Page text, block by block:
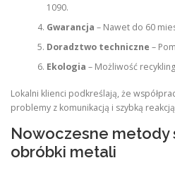
1090.
Gwarancja – Nawet do 60
Doradztwo techniczne –
Ekologia – Możliwość
Lokalni klienci podkreślają, że
problemy z komunikacją i szybką
Nowoczesne metody
obróbki metali